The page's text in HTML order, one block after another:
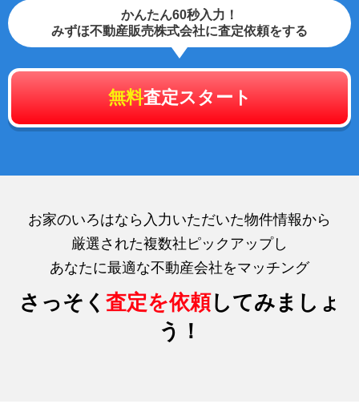
かんたん60秒入力！
みずほ不動産販売株式会社に査定依頼をする
無料査定スタート
お家のいろはなら入力いただいた物件情報から
厳選された複数社ピックアップし
あなたに最適な不動産会社をマッチング
さっそく 査定を依頼してみましょ
う！